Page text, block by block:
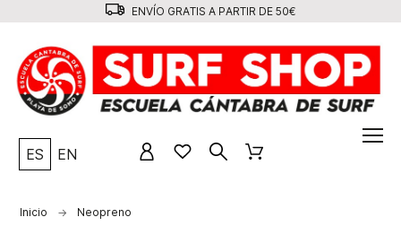
ENVÍO GRATIS A PARTIR DE 50€
ES EN
Inicio Neopreno